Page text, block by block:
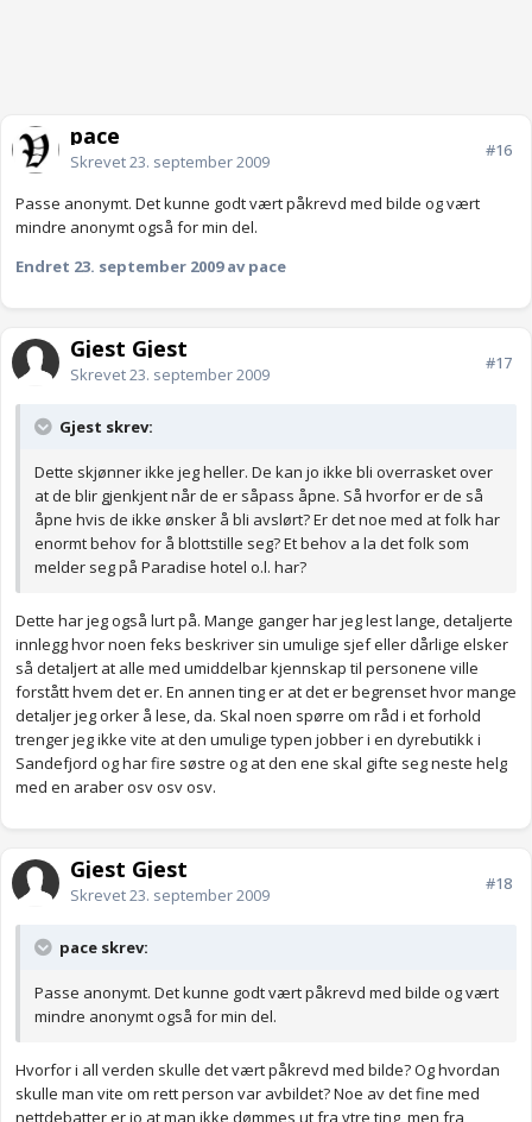
pace
Skrevet23. september 2009
#16
Passe anonymt. Det kunne godt vært påkrevd med bilde og vært
mindre anonymt også for min del.
Endret 23. september 2009av pace
Gjest Gjest
Skrevet23. september 2009
#17
Gjest skrev:
Dette skjønner ikke jeg heller. De kan jo ikke bli overrasket over
at de blir gjenkjent når de er såpass åpne. Så hvorfor er de så
åpne hvis de ikke ønsker å bli avslørt? Er det noe med at folk har
enormt behov for å blottstille seg? Et behov a la det folk som
melder seg på Paradise hotel o.l. har?
Dette har jeg også lurt på. Mange ganger har jeg lest lange, detaljerte
innlegg hvor noen feks beskriver sin umulige sjef eller dårlige elsker
så detaljert at alle med umiddelbar kjennskap til personene ville
forstått hvem det er. En annen ting er at det er begrenset hvor mange
detaljer jeg orker å lese, da. Skal noen spørre om råd i et forhold
trenger jeg ikke vite at den umulige typen jobber i en dyrebutikk i
Sandefjord og har fire søstre og at den ene skal gifte seg neste helg
med en araber osv osv osv.
Gjest Gjest
Skrevet23. september 2009
#18
pace skrev:
Passe anonymt. Det kunne godt vært påkrevd med bilde og vært
mindre anonymt også for min del.
Hvorfor i all verden skulle det vært påkrevd med bilde? Og hvordan
skulle man vite om rett person var avbildet? Noe av det fine med
nettdebatter er jo at man ikke dømmes ut fra ytre ting, men fra